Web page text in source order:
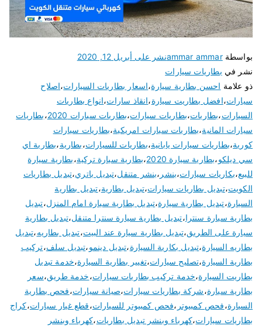
بواسطةammar ammarنشر على أبريل 12, 2020
نشر في بطاريات سيارات
ذو علامة احسن بطارية سيارة،اسعار بطاريات السيارات،اصلاح
سيارات،افضل بطاريت سيارة،انقاذ سارات،انواع بطاريات
السيارات،بطاريات،بطاريات سيارات،بطاريات سيارات 2020 ،بطاريات
سيارات المانية،بطاريات سيارات امريكية،بطاريات سيارات
كورية،بطاريات سيارات يابانية،بطاريات للسيارات،بطارية،بطارية اي
سي ديلكو،بطارية سيارة 2020 ،بطارية سيارة تركية،بطارية سيارة
للبيع،بكاريات سيارات،بنشر ،بنشر متنقل،تبديل باتري،تبديل بطاريات
الكويت،تبديل بطاريات سيارات،تبديل بطارية،تبديل بطارية
السيارة،تبديل بطارية سيارة،تبديل بطارية سيارة امام المنزل،تبديل
بطارية سيارة سنترا،تبديل بطارية سيارة سنترا متنقل،تبديل بطارية
سيارة على الطريق،تبديل بطارية سيارة عند البيت،تبديل بطاريه،تبديل
بطاريه السيارة،تبديل بكارية السيارة،تبديل دينمو،تبديل سلف،تركيب
بطارية السيارة،تصليح سيارات،تغيير بطارية السيارة،خدمة تبديل
بطاريت السيارة،خدمة تركيب بطاريات سيارات،خدمة طريق،سعر
بطارية سيارة،شركة بطاريات سيارات،صيانة سيارات،فحص بطارية
السيارة،فحص كمبيوتر ،فحص كمبيوتر للسيارات،قطع غيار سيارات،كراج
بطاريات سيارات،كهرباء وبنشر تبديل بطاريات،كهرباء وبنشر